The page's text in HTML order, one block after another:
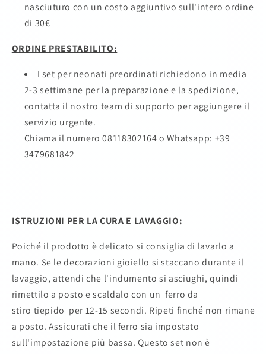
nasciuturo con un costo aggiuntivo sull'intero ordine
di 30€
ORDINE PRESTABILITO:
I set per neonati preordinati richiedono in media
2-3 settimane per la preparazione e la spedizione,
contatta il nostro team di supporto per aggiungere il
servizio urgente.
Chiama il numero 08118302164o Whatsapp: +39
3479681842
ISTRUZIONI PER LA CURA E LAVAGGIO:
Poiché il prodotto è delicato si consiglia di lavarlo a
mano. Se le decorazioni gioiello si staccano durante il
lavaggio, attendi che l'indumento si asciughi, quindi
rimettilo a posto e scaldalo con un ferro da
stiro tiepido per 12-15 secondi. Ripeti finché non rimane
a posto. Assicurati che il ferro sia impostato
sull'impostazione più bassa. Questo set non è